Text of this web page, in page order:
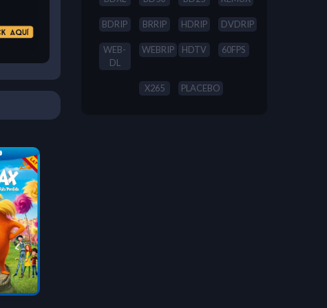
BDRIP BRRIP HDRIP DVDRIP
WEB-
DL
WEBRIP HDTV 60FPS
X265 PLACEBO